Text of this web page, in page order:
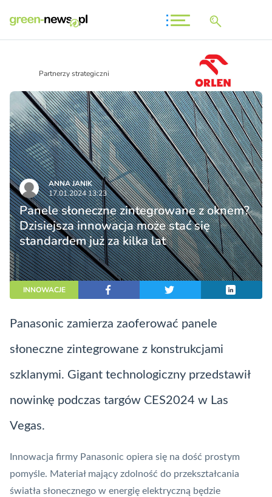
Partnerzy strategiczni
ANNA JANIK
17.01.2024 13:23
Panele słoneczne zintegrowane z oknem?
Dzisiejsza innowacja może stać się
standardem już za kilka lat
INNOWACJE
Panasonic zamierza zaoferować panele
słoneczne zintegrowane z konstrukcjami
szklanymi. Gigant technologiczny przedstawił
nowinkę podczas targów CES2024 w Las
Vegas.
Innowacja firmy Panasonic opiera się na dość prostym
pomyśle. Materiał mający zdolność do przekształcania
światła słonecznego w energię elektryczną będzie